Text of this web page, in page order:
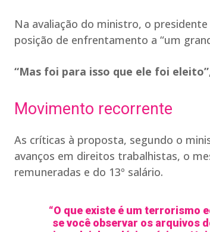
Na avaliação do ministro, o
posição de enfrentamento a “um
“Mas foi para isso que ele foi
Movimento recorrente
As críticas à proposta, segundo o
avanços em direitos trabalhistas, o
remuneradas e do 13º salário.
“O que existe é um terrorismo
se você observar os arquivos